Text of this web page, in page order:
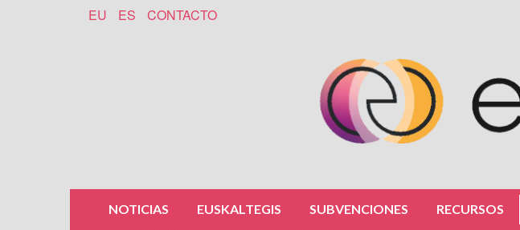
EU ES CONTACTO
NOTICIAS EUSKALTEGIS SUBVENCIONES RECURSOS